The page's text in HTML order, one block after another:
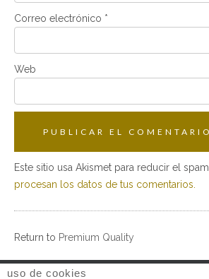
Correo electrónico *
Web
Este sitio usa Akismet para reducir el spam.
procesan los datos de tus comentarios.
Return to Premium Quality
uso de cookies